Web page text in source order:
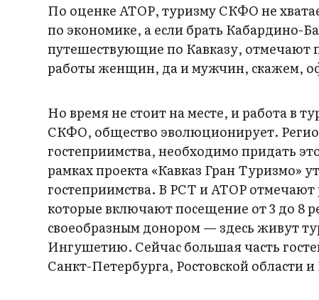
По оценке АТОР, туризму СКФО не
по экономике, а если брать Кабардино-
путешествующие по Кавказу, отмечают
работы женщин, да и мужчин, скажем,
Но время не стоит на месте, и работа в
СКФО, общество эволюционирует.
гостеприимства, необходимо придать
рамках проекта «Кавказ Гран Туризмо»
гостеприимства. В РСТ и АТОР
которые включают посещение от 3 до 8
своеобразным донором — здесь живут
Ингушетию. Сейчас большая часть
Санкт-Петербурга, Ростовской области